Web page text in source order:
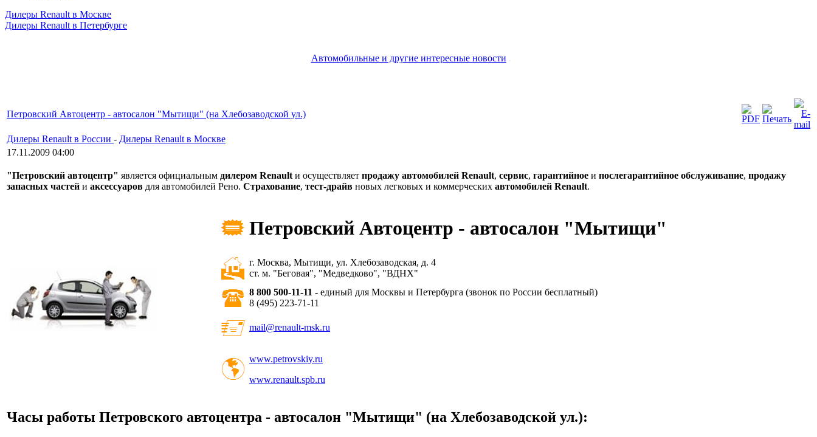
Дилеры Renault в Москве
Дилеры Renault в Петербурге
Автомобильные и другие интересные новости
Петровский Автоцентр - автосалон "Мытищи" (на Хлебозаводской ул.)
Дилеры Renault в России - Дилеры Renault в Москве
17.11.2009 04:00
"Петровский автоцентр" является официальным дилером Renault и осуществляет продажу автомобилей Renault, сервис, гарантийное и послегарантийное обслуживание, продажу
запасных частей и аксессуаров для автомобилей Рено. Страхование, тест-драйв новых легковых и коммерческих автомобилей Renault.
Петровский Автоцентр - автосалон "Мытищи"
г. Москва, Мытищи, ул. Хлебозаводская, д. 4
ст. м. "Беговая", "Медведково", "ВДНХ"
8 800 500-11-11 - единый для Москвы и Петербурга (звонок по России бесплатный)
8 (495) 223-71-11
mail@renault-msk.ru
www.petrovskiy.ru
www.renault.spb.ru
Часы работы Петровского автоцентра - автосалон "Мытищи" (на Хлебозаводской ул.):